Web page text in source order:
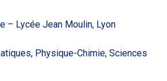
– Lycée Jean Moulin, Lyon
Physique-Chimie, Sciences